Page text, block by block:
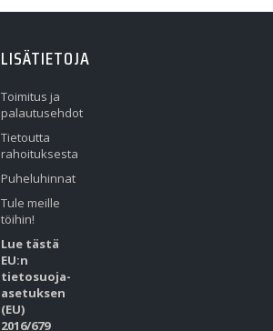
LISÄTIETOJA
Toimitus ja
palautusehdot
Tietoutta
rahoituksesta
Puheluhinnat
Tule meille
töihin!
Lue tästä
EU:n
tietosuoja-
asetuksen
(EU)
2016/679